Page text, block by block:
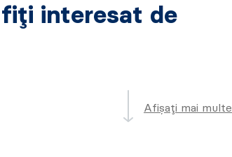
interesat de
Afișați mai multe